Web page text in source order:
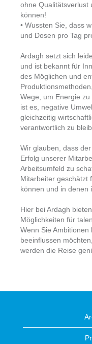
ohne Qualitätsverlust
können!
• Wussten Sie, dass
und Dosen pro Tag
Ardagh setzt sich
und ist bekannt für
des Möglichen und
Wege, um Energie
ist es, negative
gleichzeitig
verantwortlich zu
Wir glauben, dass
Erfolg unserer
Arbeitsumfeld zu
Mitarbeiter geschätzt
können und in denen
Hier bei Ardagh
Möglichkeiten für
Wenn Sie
beeinflussen
werden die Reise